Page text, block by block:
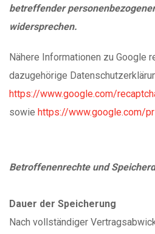
betreffender
widersprechen.
Nähere Informationen zu Google
dazugehörige
https://www.google.com/
sowie https://www.google.com/
Betroffenenrechte und
Dauer der Speicherung
Nach vollständiger